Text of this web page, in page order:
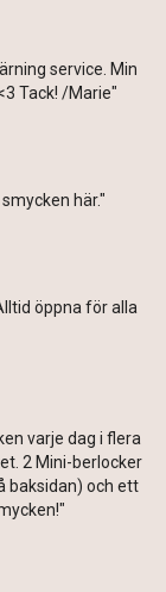
service. Min
Tack! /Marie"
här."
öppna för alla
varje dag i flera
2 Mini-berlocker
baksidan) och ett